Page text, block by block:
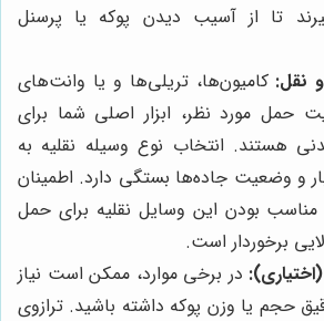
تا از آسیب دیدن پوکه یا پرسنل
نقل: کامیون‌ها، تریلی‌ها و یا وانت‌های
حمل مورد نظر، ابزار اصلی شما برای
هستند. انتخاب نوع وسیله نقلیه به
و وضعیت جاده‌ها بستگی دارد. اطمینان
مناسب بودن این وسایل نقلیه برای حمل
برخوردار است.
(اختیاری): در برخی موارد، ممکن است نیاز
حجم یا وزن پوکه داشته باشید. ترازوی